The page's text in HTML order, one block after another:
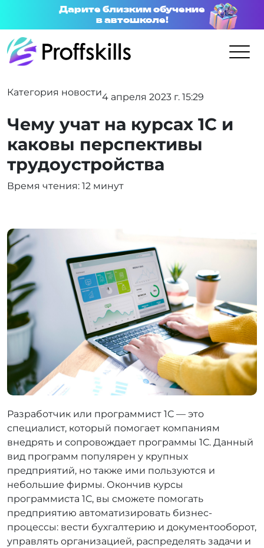
Дарите близким обучение
в автошколе!
Категория новости4 апреля 2023 г. 15:29
Чему учат на курсах 1С и
каковы перспективы
трудоустройства
Время чтения: 12 минут
Разработчик или программист 1С — это
специалист, который помогает компаниям
внедрять и сопровождает программы 1С. Данный
вид программ популярен у крупных
предприятий, но также ими пользуются и
небольшие фирмы. Окончив курсы
программиста 1С, вы сможете помогать
предприятию автоматизировать бизнес-
процессы: вести бухгалтерию и документооборот,
управлять организацией, распределять задачи и